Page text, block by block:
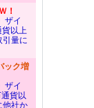
！
ザイ
貨以上
引量に
ック増
ザイ
貨以
他社か